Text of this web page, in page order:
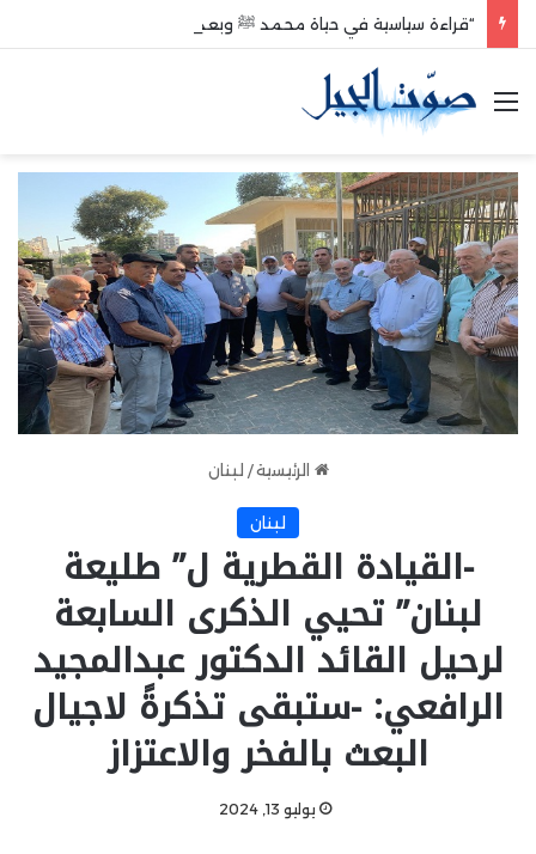
“قراءة سياسية في حياة محمد ﷺ وبعد وفاته”
القائمة
الرئيسية / لبنان
لبنان
-القيادة القطرية ل” طليعة
لبنان” تحيي الذكرى السابعة
لرحيل القائد الدكتور عبدالمجيد
الرافعي: -ستبقى تذكرةً لاجيال
البعث بالفخر والاعتزاز
يوليو 13, 2024